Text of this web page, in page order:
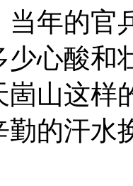
年的官
心酸和
崮山这样
勤的汗水